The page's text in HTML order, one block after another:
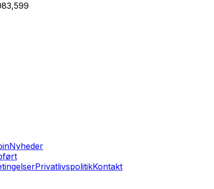
Nyheder
PrivatlivspolitikKontakt